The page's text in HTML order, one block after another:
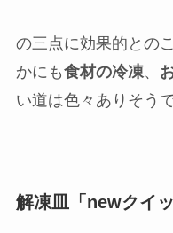
解凍皿「new
裏面を見てみるとポ